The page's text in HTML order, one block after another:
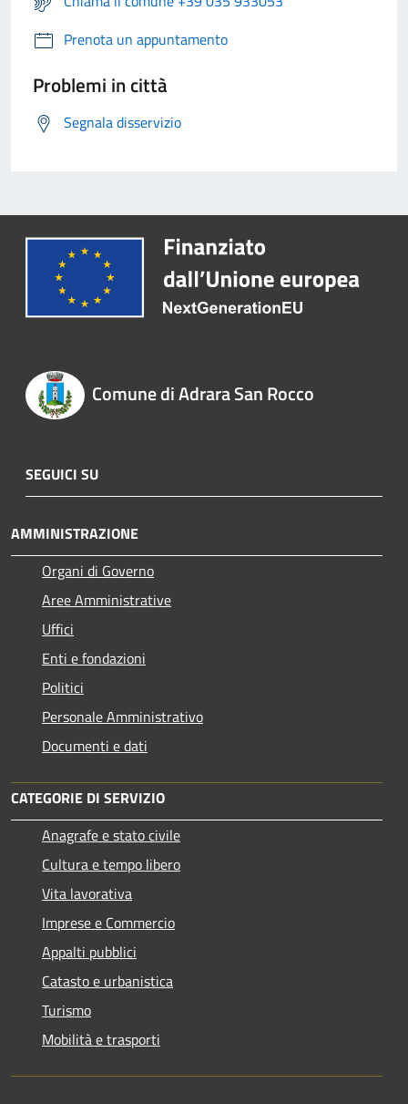
Prenota un appuntamento
Problemi in città
Segnala disservizio
Comune di Adrara San Rocco
SEGUICI SU
AMMINISTRAZIONE
Organi di Governo
Aree Amministrative
Uffici
Enti e fondazioni
Politici
Personale Amministrativo
Documenti e dati
CATEGORIE DI SERVIZIO
Anagrafe e stato civile
Cultura e tempo libero
Vita lavorativa
Imprese e Commercio
Appalti pubblici
Catasto e urbanistica
Turismo
Mobilità e trasporti